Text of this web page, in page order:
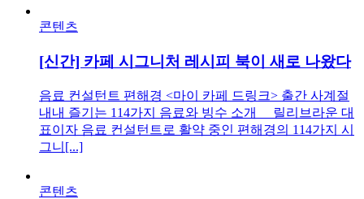
콘텐츠
[신간] 카페 시그니처 레시피 북이 새로 나왔다
음료 컨설턴트 편해경 <마이 카페 드링크> 출간 사계절
내내 즐기는 114가지 음료와 빙수 소개 릴리브라운 대
표이자 음료 컨설턴트로 활약 중인 편해경의 114가지 시
그니[...]
콘텐츠